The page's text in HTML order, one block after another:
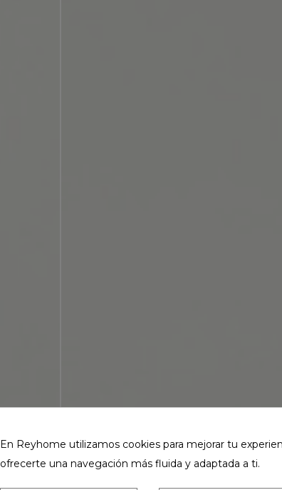
En Reyhome utilizamos cookies para mejorar tu
ofrecerte una navegación más fluida y adaptada a ti.